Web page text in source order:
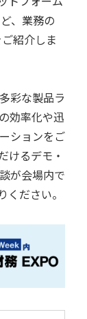
、業務の
紹介しま
彩な製品ラ
効率化や迅
ションをご
けるデモ・
が会場内で
ださい。